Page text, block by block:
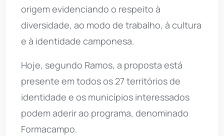
origem evidenciando o respeito à
diversidade, ao modo de trabalho, à cultura
e à identidade camponesa.
Hoje, segundo Ramos, a proposta está
presente em todos os 27 territórios de
identidade e os municípios interessados
podem aderir ao programa, denominado
Formacampo.